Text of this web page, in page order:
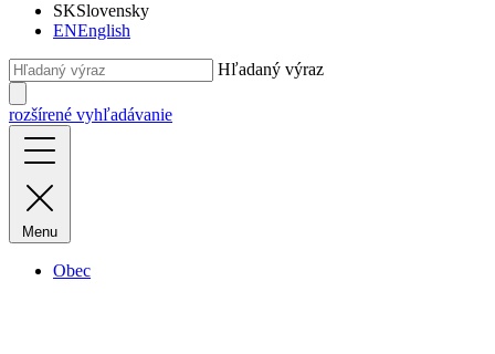
SKSlovensky
ENEnglish
Hľadaný výraz
rozšírené vyhľadávanie
Menu
Obec